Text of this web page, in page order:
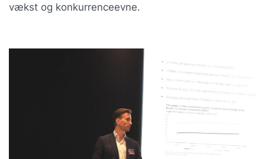
vækst og konkurrenceevne.